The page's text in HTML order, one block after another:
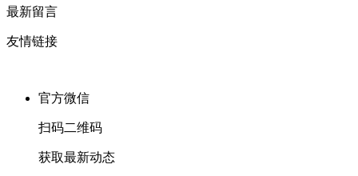
最新留言
友情链接
官方微信
扫码二维码
获取最新动态